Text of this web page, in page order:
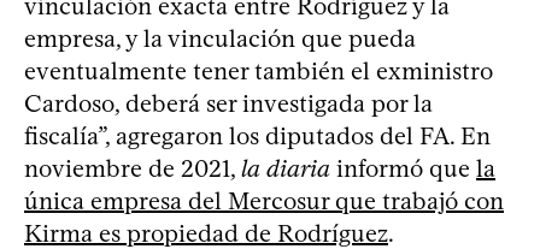
empresa, y la vinculación que pueda
eventualmente tener también el exministro
Cardoso, deberá ser investigada por la
fiscalía”, agregaron los diputados del FA. En
noviembre de 2021, la diaria informó que la
única empresa del Mercosur que trabajó con
Kirma es propiedad de Rodríguez.